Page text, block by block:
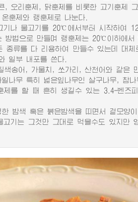
리훈제, 닭훈제를 비롯한 고기훈제 그
훈제와 랭훈제로 나눈다.
나 물고기를 20℃에서부터 시작하여
방법으로 만들며 랭훈제는 20℃이하에
류를 다 리용하여 만들수 있는데 대체
일부 내포를 쓴다.
송어, 가물치, 쏘가리, 산천어와 같은
나무 특히 넓은잎나무인 살구나무, 참나
를 할 때 흔히 생길수 있는 3.4-벤즈피
밤색 혹은 붉은밤색을 띠면서 겉모양
기는 그것만 그대로 먹을수도 있지만